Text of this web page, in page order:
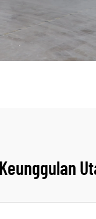
Keunggulan